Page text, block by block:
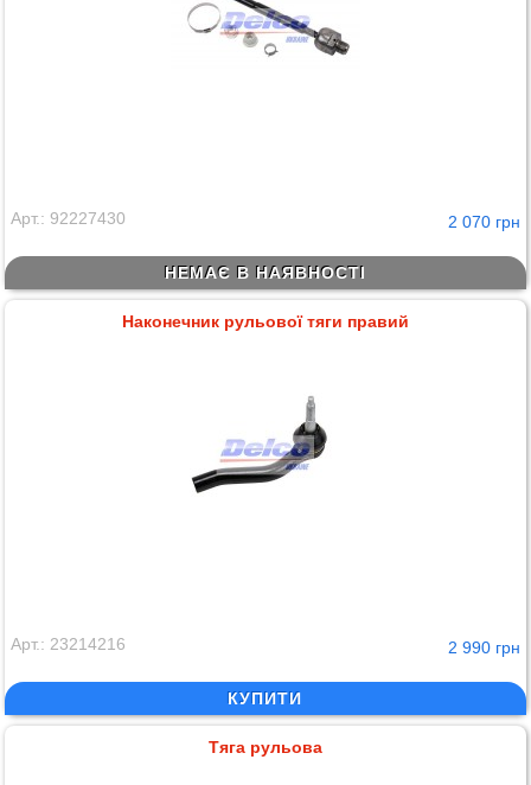
Арт.: 92227430 2 070 грн
НЕМАЄ В НАЯВНОСТІ
Наконечник рульової тяги правий
Арт.: 23214216 2 990 грн
КУПИТИ
Тяга рульова